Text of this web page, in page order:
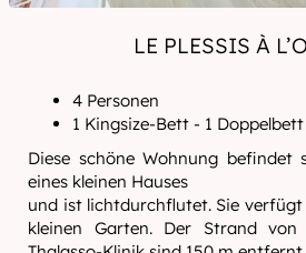
LE PLESSIS À
4 Personen
1 Kingsize-Bett - 1 Doppelbett
Diese schöne Wohnung befindet
eines kleinen Hauses
und ist lichtdurchflutet. Sie verfügt
kleinen Garten. Der Strand